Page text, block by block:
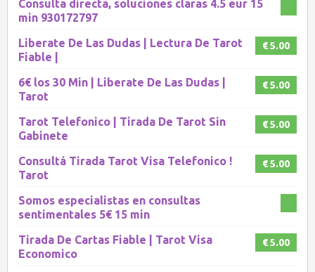
Consulta directa, soluciones claras 4.5 eur 15
min 930172797
€ 5.00
Liberate De Las Dudas | Lectura De Tarot
Fiable |
€ 5.00
6€ los 30 Min | Liberate De Las Dudas |
Tarot
€ 5.00
Tarot Telefonico | Tirada De Tarot Sin
Gabinete
€ 5.00
Consultá Tirada Tarot Visa Telefonico !
Tarot
Somos especialistas en consultas
sentimentales 5€ 15 min
€ 5.00
Tirada De Cartas Fiable | Tarot Visa
Economico